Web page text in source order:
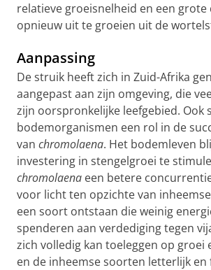
relatieve groeisnelheid en een grote
opnieuw uit te groeien uit de
Aanpassing
De struik heeft zich in Zuid-Afrika
aangepast aan zijn omgeving, die
zijn oorspronkelijke leefgebied. Ook
bodemorganismen een rol in de
van chromolaena. Het bodemleven
investering in stengelgroei te
chromolaena een betere
voor licht ten opzichte van
een soort ontstaan die weinig
spenderen aan verdediging tegen
zich volledig kan toeleggen op
en de inheemse soorten letterlijk